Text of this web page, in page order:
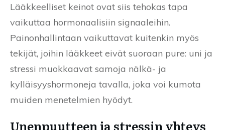
Lääkkeelliset keinot ovat siis tehokas tapa
vaikuttaa hormonaalisiin signaaleihin.
Painonhallintaan vaikuttavat kuitenkin myös
tekijät, joihin lääkkeet eivät suoraan pure: uni ja
stressi muokkaavat samoja nälkä- ja
kylläisyyshormoneja tavalla, joka voi kumota
muiden menetelmien hyödyt.
Unenpuutteen ja stressin yhteys